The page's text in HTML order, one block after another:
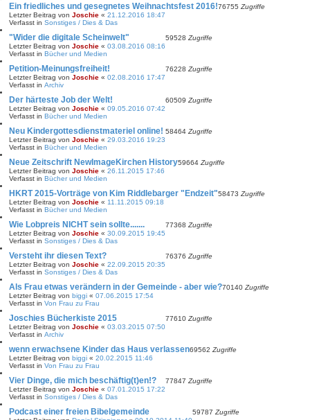
Ein friedliches und gesegnetes Weihnachtsfest 2016!
Letzter Beitrag von Joschie « 21.12.2016 18:47
Verfasst in Sonstiges / Dies & Das
76755 Zugriffe
"Wider die digitale Scheinwelt"
Letzter Beitrag von Joschie « 03.08.2016 08:16
Verfasst in Bücher und Medien
59528 Zugriffe
Petition-Meinungsfreiheit!
Letzter Beitrag von Joschie « 02.08.2016 17:47
Verfasst in Archiv
76228 Zugriffe
Der härteste Job der Welt!
Letzter Beitrag von Joschie « 09.05.2016 07:42
Verfasst in Bücher und Medien
60509 Zugriffe
Neu Kindergottesdienstmateriel online!
Letzter Beitrag von Joschie « 29.03.2016 19:23
Verfasst in Bücher und Medien
58464 Zugriffe
Neue Zeitschrift NewImageKirchen History
Letzter Beitrag von Joschie « 26.11.2015 17:46
Verfasst in Bücher und Medien
59664 Zugriffe
HKRT 2015-Vorträge von Kim Riddlebarger "Endzeit"
Letzter Beitrag von Joschie « 11.11.2015 09:18
Verfasst in Bücher und Medien
58473 Zugriffe
Wie Lobpreis NICHT sein sollte.......
Letzter Beitrag von Joschie « 30.09.2015 19:45
Verfasst in Sonstiges / Dies & Das
77368 Zugriffe
Versteht ihr diesen Text?
Letzter Beitrag von Joschie « 22.09.2015 20:35
Verfasst in Sonstiges / Dies & Das
76376 Zugriffe
Als Frau etwas verändern in der Gemeinde - aber wie?
Letzter Beitrag von biggi « 07.06.2015 17:54
Verfasst in Von Frau zu Frau
70140 Zugriffe
Joschies Bücherkiste 2015
Letzter Beitrag von Joschie « 03.03.2015 07:50
Verfasst in Archiv
77610 Zugriffe
wenn erwachsene Kinder das Haus verlassen
Letzter Beitrag von biggi « 20.02.2015 11:46
Verfasst in Von Frau zu Frau
69562 Zugriffe
Vier Dinge, die mich beschäftig(t)en!?
Letzter Beitrag von Joschie « 07.01.2015 17:22
Verfasst in Sonstiges / Dies & Das
77847 Zugriffe
Podcast einer freien Bibelgemeinde 59787 Zugriffe